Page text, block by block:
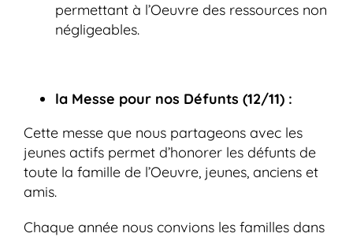
permettant à l’Oeuvre des ressources non
négligeables.
la Messe pour nos Défunts (12/11) :
Cette messe que nous partageons avec les
jeunes actifs permet d’honorer les défunts de
toute la famille de l’Oeuvre, jeunes, anciens et
amis.
Chaque année nous convions les familles dans